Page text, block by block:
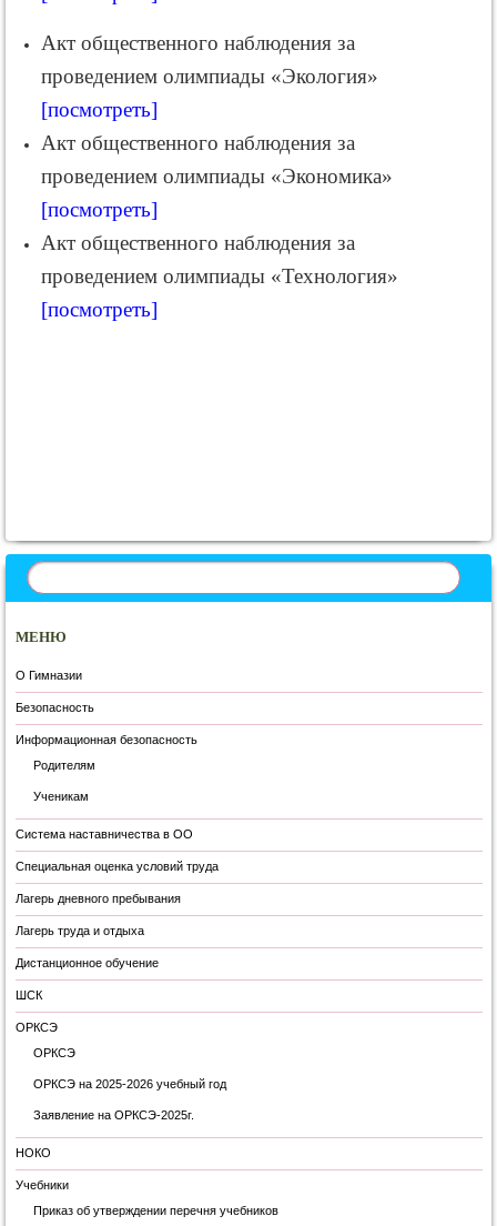
Акт общественного наблюдения за
проведением олимпиады «Экология»
[посмотреть]
Акт общественного наблюдения за
проведением олимпиады «Экономика»
[посмотреть]
Акт общественного наблюдения за
проведением олимпиады «Технология»
[посмотреть]
МЕНЮ
О Гимназии
Безопасность
Информационная безопасность
Родителям
Ученикам
Система наставничества в ОО
Специальная оценка условий труда
Лагерь дневного пребывания
Лагерь труда и отдыха
Дистанционное обучение
ШСК
ОРКСЭ
ОРКСЭ
ОРКСЭ на 2025-2026 учебный год
Заявление на ОРКСЭ-2025г.
НОКО
Учебники
Приказ об утверждении перечня учебников